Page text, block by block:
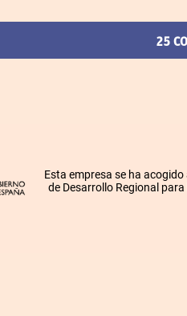
25
Esta empresa se ha
de Desarrollo Regional